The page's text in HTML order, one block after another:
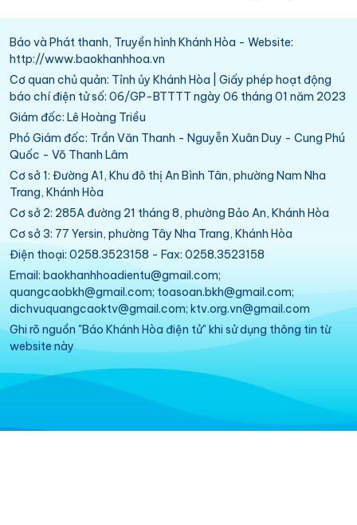
Báo và Phát thanh, Truyền hình Khánh Hòa - Website:
http://www.baokhanhhoa.vn
Cơ quan chủ quản: Tỉnh ủy Khánh Hòa | Giấy phép hoạt động
báo chí điện tử số: 06/GP-BTTTT ngày 06 tháng 01 năm 2023
Giám đốc: Lê Hoàng Triều
Phó Giám đốc: Trần Văn Thanh - Nguyễn Xuân Duy - Cung Phú
Quốc - Võ Thanh Lâm
Cơ sở 1: Đường A1, Khu đô thị An Bình Tân, phường Nam Nha
Trang, Khánh Hòa
Cơ sở 2: 285A đường 21 tháng 8, phường Bảo An, Khánh Hòa
Cơ sở 3: 77 Yersin, phường Tây Nha Trang, Khánh Hòa
Điện thoại: 0258.3523158 - Fax: 0258.3523158
Email: baokhanhhoadientu@gmail.com;
quangcaobkh@gmail.com; toasoan.bkh@gmail.com;
dichvuquangcaoktv@gmail.com; ktv.org.vn@gmail.com
Ghi rõ nguồn "Báo Khánh Hòa điện tử" khi sử dụng thông tin từ
website này